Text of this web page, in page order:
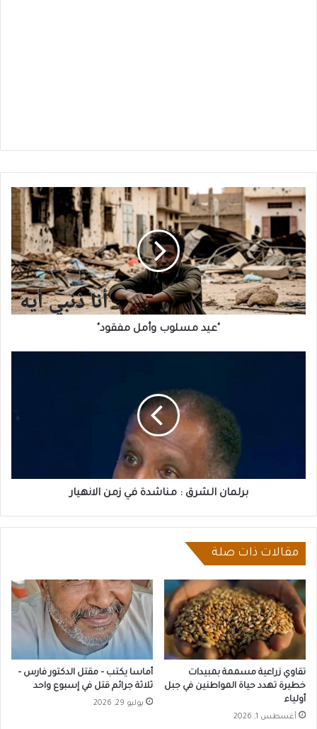
"عيد
مسلوب
مفقود"
"عيد مسلوب وأمل مفقود"
برلمان الشرق : مناشدة في زمن الانهيار
مقالات ذات صلة
تقاوي زراعية مسممة بمبيدات
خطيرة تهدد حياة المواطنين في جبل
أولياء
أغسطس 1, 2026
أماسا يكتب – مقتل الدكتور فارس –
ثلاثة جرائم قتل في إسبوع واحد
يوليو 29, 2026